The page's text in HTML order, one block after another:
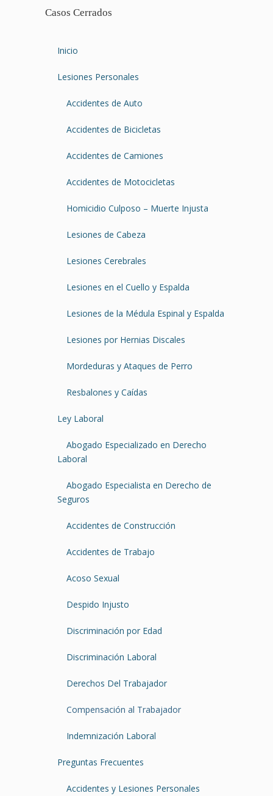
Casos Cerrados
Inicio
Lesiones Personales
Accidentes de Auto
Accidentes de Bicicletas
Accidentes de Camiones
Accidentes de Motocicletas
Homicidio Culposo – Muerte Injusta
Lesiones de Cabeza
Lesiones Cerebrales
Lesiones en el Cuello y Espalda
Lesiones de la Médula Espinal y Espalda
Lesiones por Hernias Discales
Mordeduras y Ataques de Perro
Resbalones y Caídas
Ley Laboral
Abogado Especializado en Derecho
Laboral
Abogado Especialista en Derecho de
Seguros
Accidentes de Construcción
Accidentes de Trabajo
Acoso Sexual
Despido Injusto
Discriminación por Edad
Discriminación Laboral
Derechos Del Trabajador
Compensación al Trabajador
Indemnización Laboral
Preguntas Frecuentes
Accidentes y Lesiones Personales